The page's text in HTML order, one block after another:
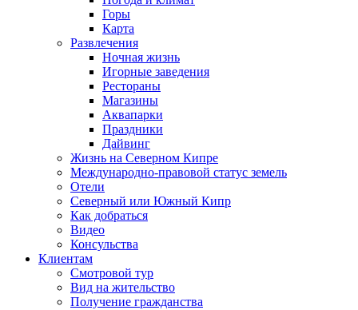
Горы
Карта
Развлечения
Ночная жизнь
Игорные заведения
Рестораны
Магазины
Аквапарки
Праздники
Дайвинг
Жизнь на Северном Кипре
Международно-правовой статус земель
Отели
Северный или Южный Кипр
Как добраться
Видео
Консульства
Клиентам
Смотровой тур
Вид на жительство
Получение гражданства